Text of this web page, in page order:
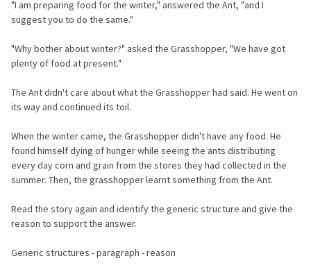
"I am preparing food for the winter," answered the Ant, "and I
suggest you to do the same."
"Why bother about winter?" asked the Grasshopper, "We have got
plenty of food at present."
The Ant didn't care about what the Grasshopper had said. He went on
its way and continued its toil.
When the winter came, the Grasshopper didn't have any food. He
found himself dying of hunger while seeing the ants distributing
every day corn and grain from the stores they had collected in the
summer. Then, the grasshopper learnt something from the Ant.
Read the story again and identify the generic structure and give the
reason to support the answer.
Generic structures - paragraph - reason